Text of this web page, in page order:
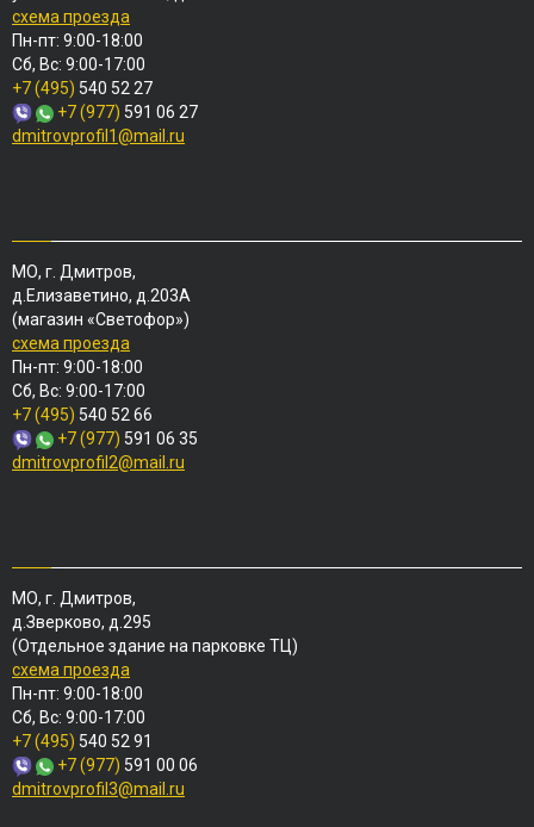
схема проезда
Пн-пт: 9:00-18:00
Сб, Вс: 9:00-17:00
+7 (495) 540 52 27
+7 (977) 591 06 27
dmitrovprofil1@mail.ru
МО, г. Дмитров,
д.Елизаветино, д.203А
(магазин «Светофор»)
схема проезда
Пн-пт: 9:00-18:00
Сб, Вс: 9:00-17:00
+7 (495) 540 52 66
+7 (977) 591 06 35
dmitrovprofil2@mail.ru
МО, г. Дмитров,
д.Зверково, д.295
(Отдельное здание на парковке ТЦ)
схема проезда
Пн-пт: 9:00-18:00
Сб, Вс: 9:00-17:00
+7 (495) 540 52 91
+7 (977) 591 00 06
dmitrovprofil3@mail.ru